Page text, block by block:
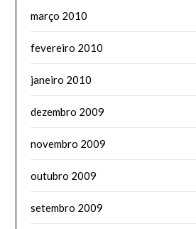
março 2010
fevereiro 2010
janeiro 2010
dezembro 2009
novembro 2009
outubro 2009
setembro 2009